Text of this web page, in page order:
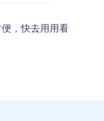
，快去用用看